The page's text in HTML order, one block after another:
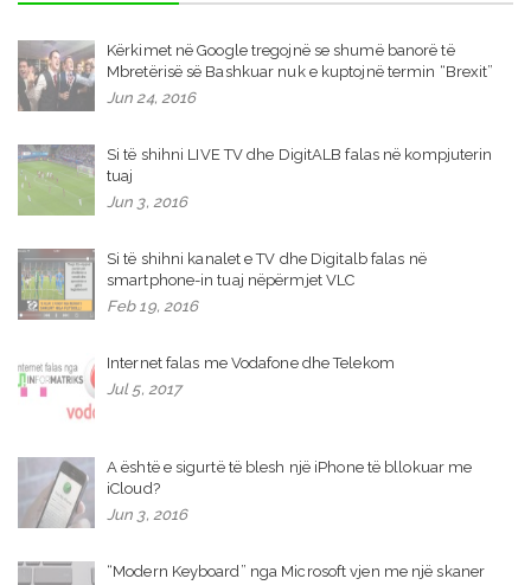
Kërkimet në Google tregojnë se shumë banorë të
Mbretërisë së Bashkuar nuk e kuptojnë termin “Brexit”
Jun 24, 2016
Si të shihni LIVE TV dhe DigitALB falas në kompjuterin
tuaj
Jun 3, 2016
Si të shihni kanalet e TV dhe Digitalb falas në
smartphone-in tuaj nëpërmjet VLC
Feb 19, 2016
Internet falas me Vodafone dhe Telekom
Jul 5, 2017
A është e sigurtë të blesh një iPhone të bllokuar me
iCloud?
Jun 3, 2016
“Modern Keyboard” nga Microsoft vjen me një skaner